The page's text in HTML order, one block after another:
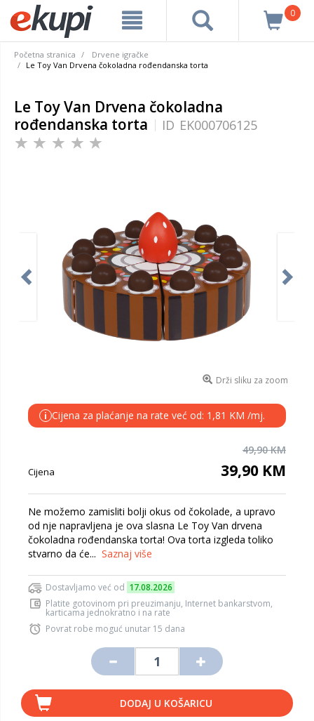
0
Početna stranica
Drvene igračke
Le Toy Van Drvena čokoladna rođendanska torta
Le Toy Van Drvena čokoladna
rođendanska torta
ID EK000706125
Drži sliku za zoom
i Cijena za plaćanje na rate već od: 1,81 KM /mj.
49,90 KM
Cijena 39,90 KM
Ne možemo zamisliti bolji okus od čokolade, a upravo
od nje napravljena je ova slasna Le Toy Van drvena
čokoladna rođendanska torta! Ova torta izgleda toliko
stvarno da će... Saznaj više
Dostavljamo već od 17.08.2026
Platite gotovinom pri preuzimanju, Internet bankarstvom,
karticama jednokratno i na rate
Povrat robe moguć unutar 15 dana
DODAJ U KOŠARICU